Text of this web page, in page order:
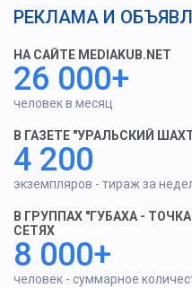
РЕКЛАМА И
НА САЙТЕ MEDIAKUB.NET
26 000+
человек в месяц
В ГАЗЕТЕ "УРАЛЬСКИЙ
4 200
экземпляров - тираж за
В ГРУППАХ "ГУБАХА -
СЕТЯХ
8 000+
человек - суммарное